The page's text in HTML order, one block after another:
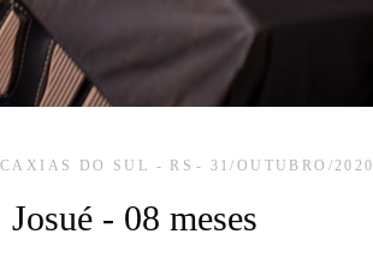
CAXIAS DO SUL - RS 31/OUTUBRO/2020
Josué - 08 meses